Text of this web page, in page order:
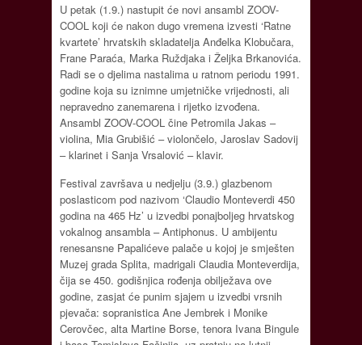
U petak (1.9.) nastupit će novi ansambl ZOOV-
COOL koji će nakon dugo vremena izvesti ‘Ratne
kvartete’ hrvatskih skladatelja Anđelka Klobučara,
Frane Paraća, Marka Ruždjaka i Željka Brkanovića.
Radi se o djelima nastalima u ratnom periodu 1991.
godine koja su iznimne umjetničke vrijednosti, ali
nepravedno zanemarena i rijetko izvođena.
Ansambl ZOOV-COOL čine Petromila Jakas –
violina, Mia Grubišić – violončelo, Jaroslav Sadovij
– klarinet i Sanja Vrsalović – klavir.
Festival završava u nedjelju (3.9.) glazbenom
poslasticom pod nazivom ‘Claudio Monteverdi 450
godina na 465 Hz’ u izvedbi ponajboljeg hrvatskog
vokalnog ansambla – Antiphonus. U ambijentu
renesansne Papalićeve palače u kojoj je smješten
Muzej grada Splita, madrigali Claudia Monteverdija,
čija se 450. godišnjica rođenja obilježava ove
godine, zasjat će punim sjajem u izvedbi vrsnih
pjevača: sopranistica Ane Jembrek i Monike
Cerovčec, alta Martine Borse, tenora Ivana Bingule